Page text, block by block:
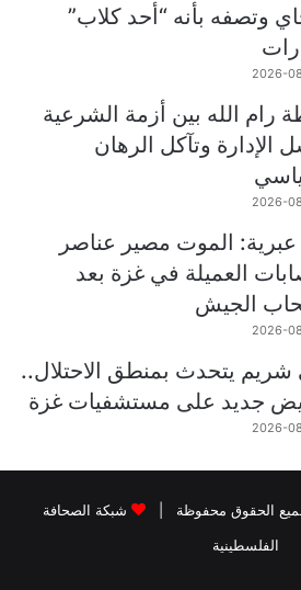
وتصفه بأنه “أحد كلاب”
2026-
رام الله بين أزمة الشرعية
الإدارة وتآكل الرهان
2026-
عبرية: الموت مصير عناصر
العميلة في غزة بعد
الجيش
2026-
شريم يتحدث بمنطق الاحتلال..
جديد على مستشفيات غزة
2026-
شبكة الصحافة
الفلسطينية